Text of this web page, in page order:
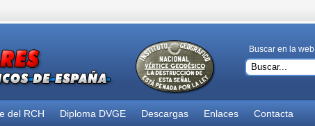
Buscar en la web
del RCH Diploma DVGE Descargas Enlaces Contacta